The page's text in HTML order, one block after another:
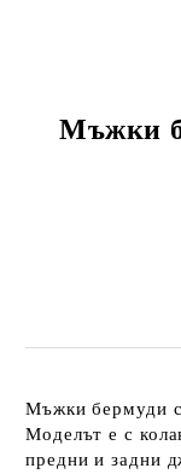
Мъжки
Мъжки бермуди
Моделът е с
предни и задни